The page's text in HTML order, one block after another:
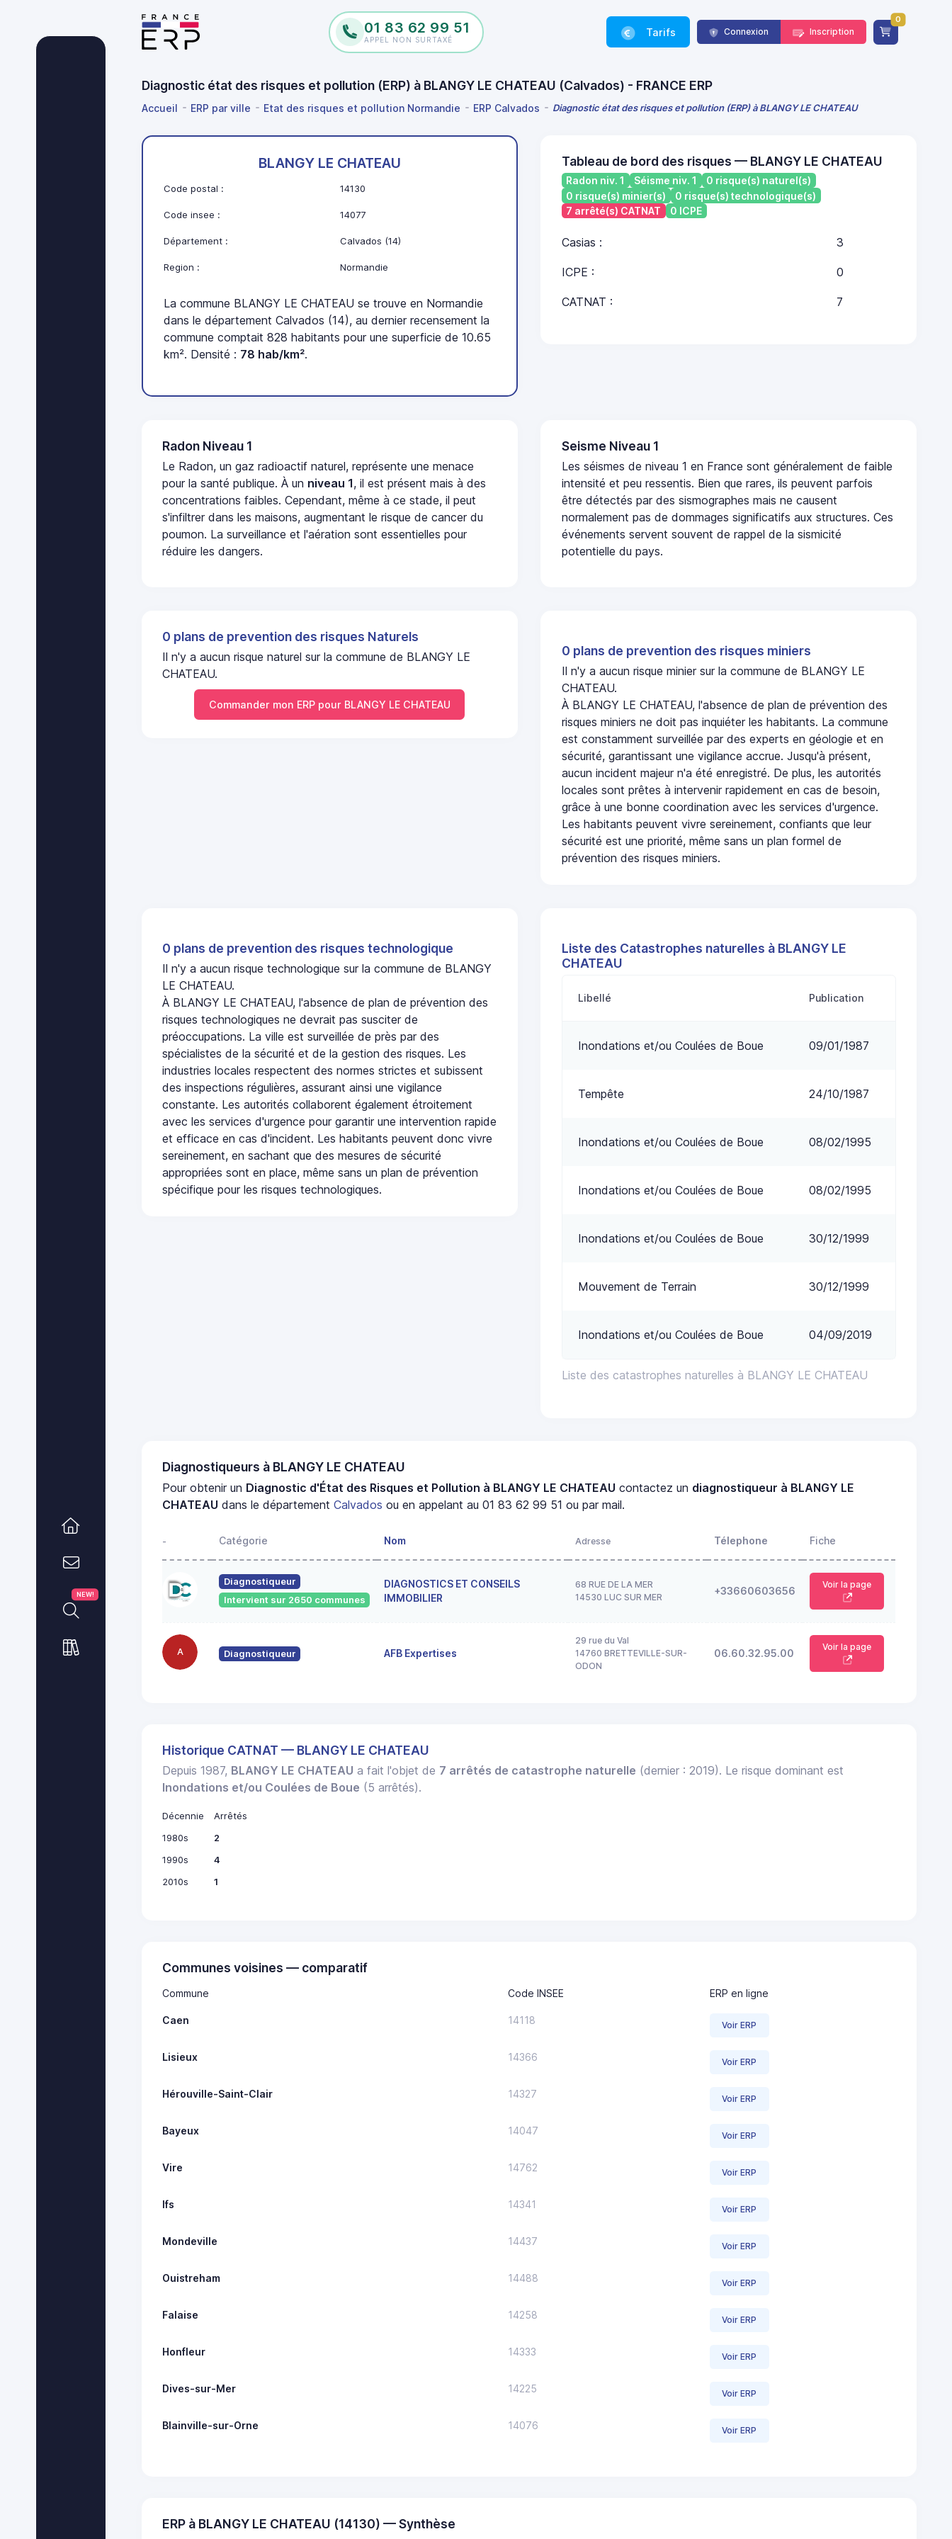
01 83 62 99 51
APPEL NON SURTAXÉ
Tarifs Connexion Inscription
0
Diagnostic état des risques et pollution (ERP) à BLANGY LE CHATEAU (Calvados) - FRANCE ERP
Accueil ERP par ville Etat des risques et pollution Normandie ERP Calvados Diagnostic état des risques et pollution (ERP) à BLANGY LE CHATEAU
NEW!
BLANGY LE CHATEAU
Code postal : 14130
Code insee : 14077
Département : Calvados (14)
Region : Normandie
La commune BLANGY LE CHATEAU se trouve en Normandie
dans le département Calvados (14), au dernier recensement la
commune comptait 828 habitants pour une superficie de 10.65
km². Densité : 78 hab/km².
Tableau de bord des risques — BLANGY LE CHATEAU
Radon niv. 1 Séisme niv. 1
0 risque(s) naturel(s)
0 risque(s) minier(s)
0 risque(s) technologique(s)
7 arrêté(s) CATNAT
0 ICPE
Casias : 3
ICPE : 0
CATNAT : 7
Radon Niveau 1
Le Radon, un gaz radioactif naturel, représente une menace
pour la santé publique. À un niveau 1, il est présent mais à des
concentrations faibles. Cependant, même à ce stade, il peut
s'infiltrer dans les maisons, augmentant le risque de cancer du
poumon. La surveillance et l'aération sont essentielles pour
réduire les dangers.
Seisme Niveau 1
Les séismes de niveau 1 en France sont généralement de faible
intensité et peu ressentis. Bien que rares, ils peuvent parfois
être détectés par des sismographes mais ne causent
normalement pas de dommages significatifs aux structures. Ces
événements servent souvent de rappel de la sismicité
potentielle du pays.
0 plans de prevention des risques Naturels
Il n'y a aucun risque naturel sur la commune de BLANGY LE
CHATEAU.
Commander mon ERP pour BLANGY LE CHATEAU
0 plans de prevention des risques miniers
Il n'y a aucun risque minier sur la commune de BLANGY LE
CHATEAU.
À BLANGY LE CHATEAU, l'absence de plan de prévention des
risques miniers ne doit pas inquiéter les habitants. La commune
est constamment surveillée par des experts en géologie et en
sécurité, garantissant une vigilance accrue. Jusqu'à présent,
aucun incident majeur n'a été enregistré. De plus, les autorités
locales sont prêtes à intervenir rapidement en cas de besoin,
grâce à une bonne coordination avec les services d'urgence.
Les habitants peuvent vivre sereinement, confiants que leur
sécurité est une priorité, même sans un plan formel de
prévention des risques miniers.
0 plans de prevention des risques technologique
Il n'y a aucun risque technologique sur la commune de BLANGY
LE CHATEAU.
À BLANGY LE CHATEAU, l'absence de plan de prévention des
risques technologiques ne devrait pas susciter de
préoccupations. La ville est surveillée de près par des
spécialistes de la sécurité et de la gestion des risques. Les
industries locales respectent des normes strictes et subissent
des inspections régulières, assurant ainsi une vigilance
constante. Les autorités collaborent également étroitement
avec les services d'urgence pour garantir une intervention rapide
et efficace en cas d'incident. Les habitants peuvent donc vivre
sereinement, en sachant que des mesures de sécurité
appropriées sont en place, même sans un plan de prévention
spécifique pour les risques technologiques.
Liste des Catastrophes naturelles à BLANGY LE
CHATEAU
Liste des catastrophes naturelles à BLANGY LE CHATEAU
Libellé Publication
Inondations et/ou Coulées de Boue 09/01/1987
Tempête 24/10/1987
Inondations et/ou Coulées de Boue 08/02/1995
Inondations et/ou Coulées de Boue 08/02/1995
Inondations et/ou Coulées de Boue 30/12/1999
Mouvement de Terrain 30/12/1999
Inondations et/ou Coulées de Boue 04/09/2019
Diagnostiqueurs à BLANGY LE CHATEAU
Pour obtenir un Diagnostic d'État des Risques et Pollution à BLANGY LE CHATEAU contactez un diagnostiqueur à BLANGY LE
CHATEAU dans le départementCalvados ou en appelant au 01 83 62 99 51 ou par mail.
- Catégorie Nom Adresse Télephone Fiche
Diagnostiqueur
Intervient sur 2650 communes
DIAGNOSTICS ET CONSEILS
IMMOBILIER
68 RUE DE LA MER
14530 LUC SUR MER
+33660603656
Voir la page
A Diagnostiqueur AFB Expertises
29 rue du Val
14760 BRETTEVILLE-SUR-
ODON
06.60.32.95.00
Voir la page
Historique CATNAT — BLANGY LE CHATEAU
Depuis 1987, BLANGY LE CHATEAU a fait l'objet de 7 arrêtés de catastrophe naturelle (dernier : 2019). Le risque dominant est
Inondations et/ou Coulées de Boue (5 arrêtés).
Décennie
Arrêtés
1980s
2
1990s
4
2010s
1
Communes voisines — comparatif
Commune Code INSEE ERP en ligne
Caen 14118 Voir ERP
Lisieux 14366 Voir ERP
Hérouville-Saint-Clair 14327 Voir ERP
Bayeux 14047 Voir ERP
Vire 14762 Voir ERP
Ifs 14341 Voir ERP
Mondeville 14437 Voir ERP
Ouistreham 14488 Voir ERP
Falaise 14258 Voir ERP
Honfleur 14333 Voir ERP
Dives-sur-Mer 14225 Voir ERP
Blainville-sur-Orne 14076 Voir ERP
ERP à BLANGY LE CHATEAU (14130) — Synthèse